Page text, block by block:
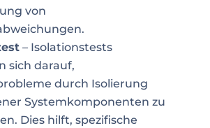
von
– Isolationstests
sich darauf,
durch Isolierung
Systemkomponenten zu
Dies hilft, spezifische